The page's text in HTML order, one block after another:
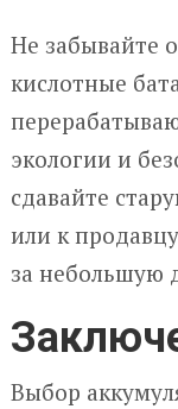
Не забывайте
кислотные
экологии и
сдавайте
или к
за небольшую
Выбор